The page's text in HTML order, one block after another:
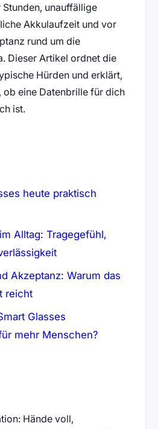
unauffällige
Akkulaufzeit und vor
rund um die
Dieser Artikel ordnet die
Hürden und erklärt,
ob eine Datenbrille für dich
ist.
heute praktisch
Alltag: Tragegefühl,
Akzeptanz: Warum das
reicht
Glasses
mehr Menschen?
Hände voll,